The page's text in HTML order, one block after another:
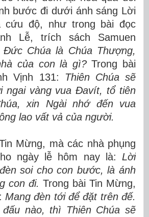
bước đi dưới ánh sáng Lời
cứu độ, như trong bài đọc
Lễ, trích sách Samuen
Đức Chúa là Chúa Thượng,
của con là gì?Trong bài
Vịnh 131:
Thiên Chúa sẽ
ngai vàng vua Đavít, tổ tiên
xin Ngài nhớ đến vua
lao vất vả của người.
Mừng, mà các nhà phụng
ngày lễ hôm nay là: Lời
soi cho con bước, là ánh
con đi. Trong bài Tin Mừng,
Mang đèn tới để đặt trên đế.
nào, thì Thiên Chúa sẽ